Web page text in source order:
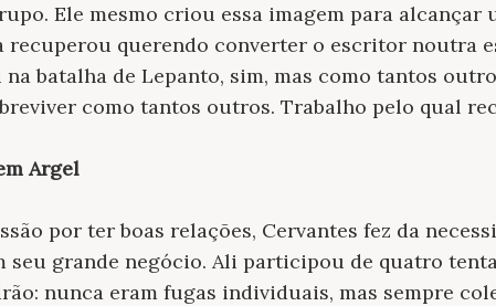
Ele mesmo criou essa imagem para alcançar
recuperou querendo converter o escritor noutra
batalha de Lepanto, sim, mas como tantos
como tantos outros. Trabalho pelo qual
Argel
por ter boas relações, Cervantes fez da
seu grande negócio. Ali participou de quatro
nunca eram fugas individuais, mas sempre